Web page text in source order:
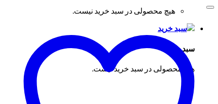
هیچ محصولی در سبد خرید نیست.
سبد خرید
هیچ محصولی در سبد خرید نیست.